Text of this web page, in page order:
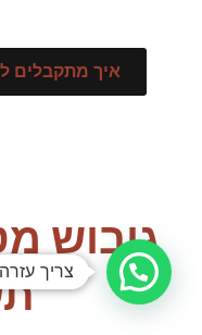
איך מתקבלים
גיבוש
צריך